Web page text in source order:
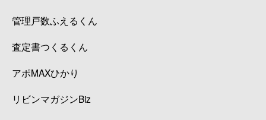
管理戸数ふえるくん
査定書つくるくん
アポMAXひかり
リビンマガジンBiz